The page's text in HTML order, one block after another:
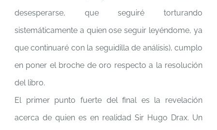
desesperarse, que seguiré torturando
sistemáticamente a quien ose seguir leyéndome, ya
que continuaré con la seguidilla de análisis), cumplo
en poner el broche de oro respecto a la resolución
del libro.
El primer punto fuerte del final es la revelación
acerca de quien es en realidad Sir Hugo Drax. Un